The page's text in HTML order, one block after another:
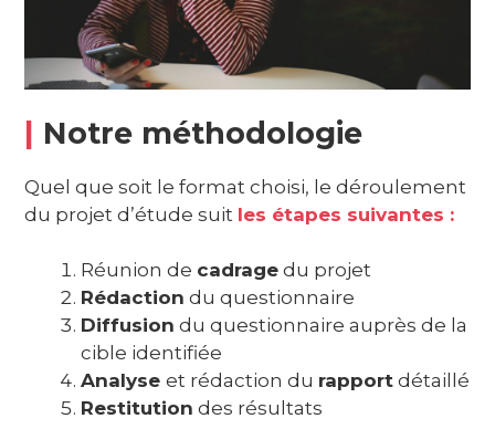
| Notre méthodologie
Quel que soit le format choisi, le déroulement
du projet d’étude suit les étapes suivantes :
Réunion de cadrage du projet
Rédaction du questionnaire
Diffusion du questionnaire auprès de la
cible identifiée
Analyseet rédaction du rapport détaillé
Restitution des résultats